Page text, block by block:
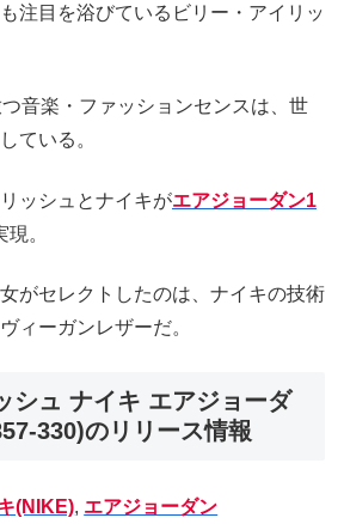
注目を浴びているビリー・アイリッ
音楽・ファッションセンスは、世
ている。
ッシュとナイキがエアジョーダン1
。
がセレクトしたのは、ナイキの技術
ィーガンレザーだ。
シュ ナイキ エアジョーダ
330)のリリース情報
(NIKE), エアジョーダン